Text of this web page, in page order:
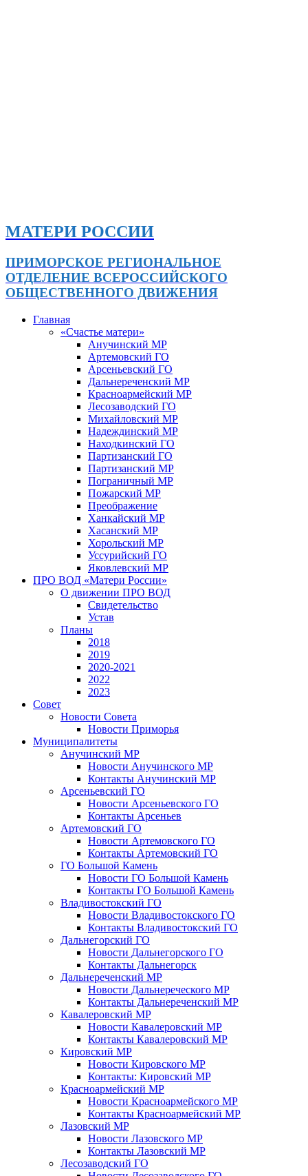
МАТЕРИ РОССИИ
ПРИМОРСКОЕ РЕГИОНАЛЬНОЕ
ОТДЕЛЕНИЕ ВСЕРОССИЙСКОГО
ОБЩЕСТВЕННОГО ДВИЖЕНИЯ
Главная
«Счастье матери»
Анучинский МР
Артемовский ГО
Арсеньевский ГО
Дальнереченский МР
Красноармейский МР
Лесозаводский ГО
Михайловский МР
Надеждинский МР
Находкинский ГО
Партизанский ГО
Партизанский МР
Пограничный МР
Пожарский МР
Преображение
Ханкайский МР
Хасанский МР
Хорольский МР
Уссурийский ГО
Яковлевский МР
ПРО ВОД «Матери России»
О движении ПРО ВОД
Свидетельство
Устав
Планы
2018
2019
2020-2021
2022
2023
Совет
Новости Совета
Новости Приморья
Муниципалитеты
Анучинский МР
Новости Анучинского МР
Контакты Анучинский МР
Арсеньевский ГО
Новости Арсеньевского ГО
Контакты Арсеньев
Артемовский ГО
Новости Артемовского ГО
Контакты Артемовский ГО
ГО Большой Камень
Новости ГО Большой Камень
Контакты ГО Большой Камень
Владивостокский ГО
Новости Владивостокского ГО
Контакты Владивостокский ГО
Дальнегорский ГО
Новости Дальнегорского ГО
Контакты Дальнегорск
Дальнереченский МР
Новости Дальнереческого МР
Контакты Дальнереченский МР
Кавалеровский МР
Новости Кавалеровский МР
Контакты Кавалеровский МР
Кировский МР
Новости Кировского МР
Контакты: Кировский МР
Красноармейский МР
Новости Красноармейского МР
Контакты Красноармейский МР
Лазовский МР
Новости Лазовского МР
Контакты Лазовский МР
Лесозаводский ГО